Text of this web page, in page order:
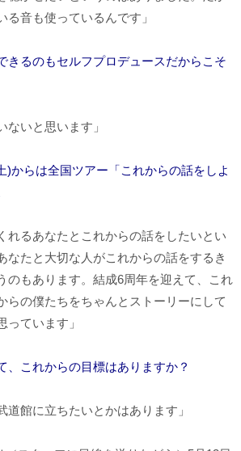
る音も使っているんです」
るのもセルフプロデュースだからこそ
ないと思います」
らは全国ツアー「これからの話をしよ
れるあなたとこれからの話をしたいとい
なたと大切な人がこれからの話をするき
のもあります。結成6周年を迎えて、これ
らの僕たちをちゃんとストーリーにして
っています」
これからの目標はありますか？
道館に立ちたいとかはあります」